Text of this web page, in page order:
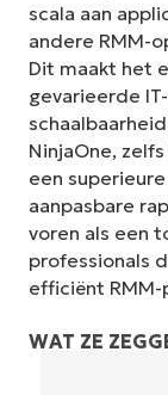
scala aan
andere RMM-
Dit maakt het
gevarieerde
NinjaOne,
een
aanpasbare
voren als een
professionals
efficiënt
WAT ZE